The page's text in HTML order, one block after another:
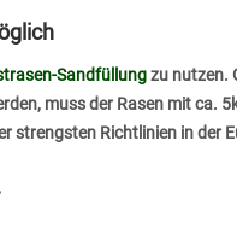
Sandfüllungzu nutzen.
muss der Rasen mit ca.
strengsten Richtlinien in der